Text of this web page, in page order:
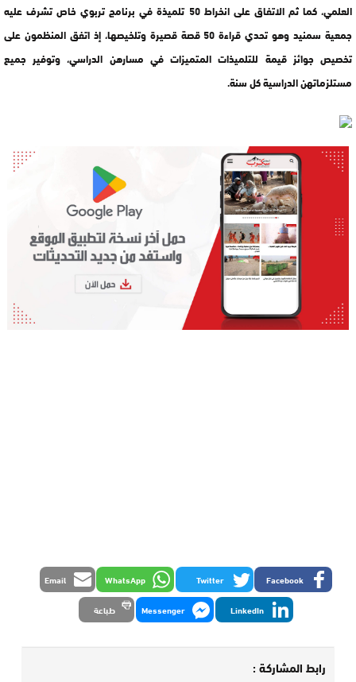
العلمي، كما ثم الاتفاق على انخراط 50 تلميذة في برنامج تربوي خاص تشرف عليه
جمعية سمنيد وهو تحدي قراءة 50 قصة قصيرة وتلخيصها، إذ اتفق المنظمون على
تخصيص جوائز قيمة للتلميذات المتميزات في مسارهن الدراسي، وتوفير جميع
مستلزماتهن الدراسية كل سنة.
Facebook
Twitter
WhatsApp
Email
LinkedIn
Messenger طباعة
رابط المشاركة :